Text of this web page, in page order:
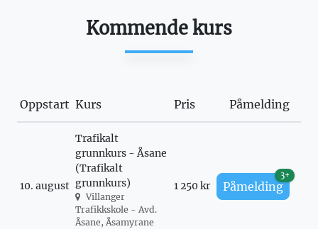
Kommende kurs
Oppstart Kurs Pris Påmelding
10. august
Trafikalt
grunnkurs - Åsane
(Trafikalt
grunnkurs)
Villanger
Trafikkskole - Avd.
Åsane, Åsamyrane
1 250 kr Påmelding
3+